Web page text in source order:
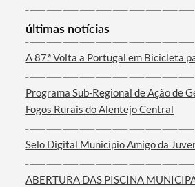
Termo de Pesquisa
Categorias gerais
últimas notícias
A 87.ª Volta a Portugal em Bicicleta
Programa Sub-Regional de Ação de
Fogos Rurais do Alentejo Central
Selo Digital Município Amigo da
ABERTURA DAS PISCINA